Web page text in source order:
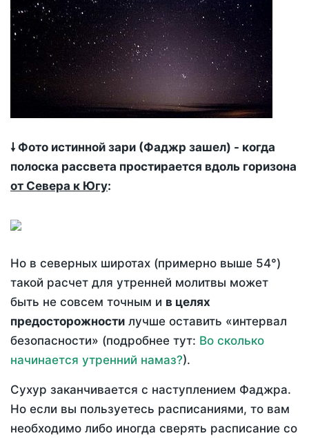
🠗 Фото истинной зари (Фаджр зашел) - когда
полоска рассвета простирается вдоль горизона
от Севера к Югу:
Но в северных широтах (примерно выше 54°)
такой расчет для утренней молитвы может
быть не совсем точным и в целях
предосторожности лучше оставить «интервал
безопасности» (подробнее тут: Во сколько
начинается утренний намаз?).
Сухур заканчивается с наступлением Фаджра.
Но если вы пользуетесь расписаниями, то вам
необходимо либо иногда сверять расписание со